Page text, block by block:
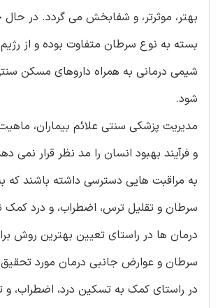
بهتر، موثرتر، و شفابخش می گردد. در
بسته به نوع سرطان متفاوت بوده و از
شیمی درمانی به همراه داروهای مسکن
شود.
مدیریت پزشکی سنتی علائم بیماران، ماهیت
و فرآیند بهبود انسان را مد نظر قرار نمی
به مراقبت هایی دسترسی داشته باشند که
سرطان و تقلیل ترس، اضطراب، و درد کمک
درمان ها در راستای تعیین بهترین روش
سرطان و عوارض جانبی درمان مورد تحقیق
در راستای کمک به تسکین درد، اضطراب، و